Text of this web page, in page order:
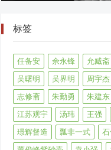
标签
任备安 佘永锋 允臧斋
吴曙明
吴界明 周宇杰
志修斋
朱勤勇 朱建东
江苏观宇
汤玮 王强
璟辉督造
瓢非一式